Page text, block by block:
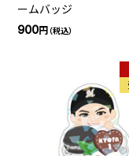
ームバッジ
900円（税込）